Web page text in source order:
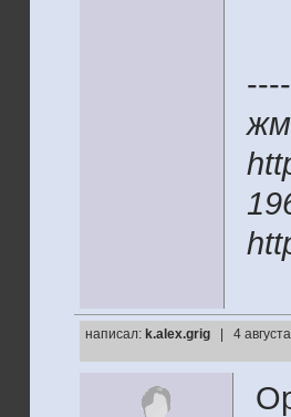
написал: k.alex.grig | 4